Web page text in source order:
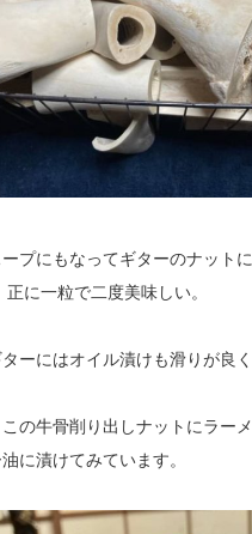
プにもなってギターのナット
に一粒で二度美味しい。
ターにはオイル漬けも滑りが良
の牛骨削り出しナットにラー
に漬けてみています。